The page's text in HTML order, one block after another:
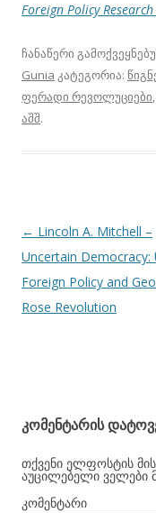
Foreign Policy
ჩანაწერი
Gunia კატეგორია:
ფერადი რევოლუციები,
აშშ.
პოსტის
ნავიგაცია
← Lincoln A. Mitchell –
Uncertain Democracy:
Foreign Policy and
Rose Revolution
კომენტარის
თქვენი ელფოსტის
აუცილებელი ველები
კომენტარი